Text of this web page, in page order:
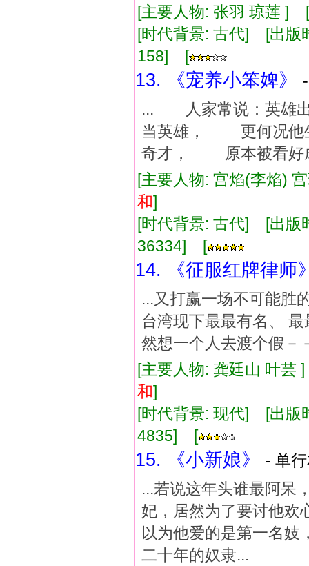
[主要人物: 张羽 琼莲
[时代背景: 古代] [出
158] [
13. 《宠养小笨婢》
... 人家常说：英雄
当英雄， 更何况他
奇才， 原本被看好
[主要人物: 宫焰(李焰)
和]
[时代背景: 古代] [出
36334] [
14. 《征服红牌律师
...又打赢一场不可能胜
台湾现下最最有名、
然想一个人去渡个假－
[主要人物: 龚廷山 叶
和]
[时代背景: 现代] [出
4835] [
15. 《小新娘》
- 单
...若说这年头谁最阿呆
妃，居然为了要讨他
以为他爱的是第一名妓
二十年的奴隶...